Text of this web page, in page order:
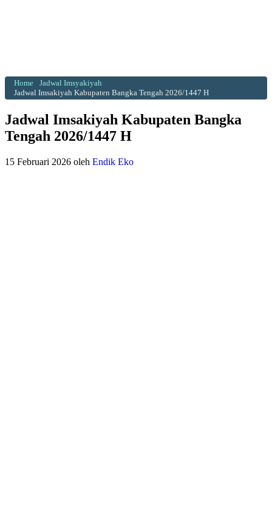
Home
Jadwal Imsyakiyah
Jadwal Imsakiyah Kabupaten Bangka Tengah 2026/1447 H
Jadwal Imsakiyah Kabupaten Bangka
Tengah 2026/1447 H
15 Februari 2026 oleh Endik Eko